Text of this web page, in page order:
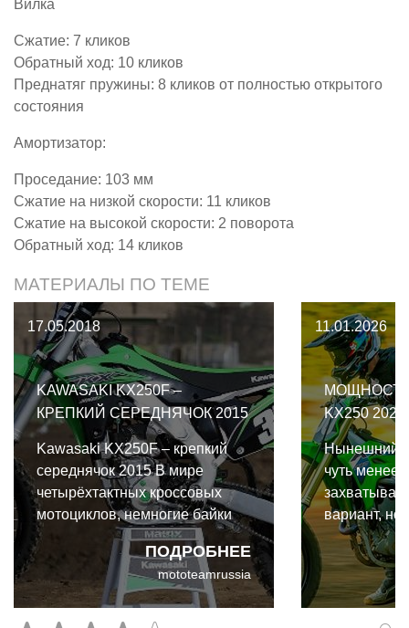
Вилка
Сжатие: 7 кликов
Обратный ход: 10 кликов
Преднатяг пружины: 8 кликов от полностью открытого
состояния
Амортизатор:
Проседание: 103 мм
Сжатие на низкой скорости: 11 кликов
Сжатие на высокой скорости: 2 поворота
Обратный ход: 14 кликов
МАТЕРИАЛЫ ПО ТЕМЕ
17.05.2018
KAWASAKI KX250F –
КРЕПКИЙ СЕРЕДНЯЧОК 2015
ПОДРОБНЕЕ
Kawasaki KX250F – крепкий
середнячок 2015 В мире
четырёхтактных кроссовых
мотоциклов, немногие байки
могут похвастать знаменитой
историей и успешной
статистикой на треке, как у
Kawasaki KX250F.
mototeamrussia
11.01.2026
МОЩНОСТЬ
KX250
Нынешний
чуть менее
вариант, но
удобный и
больше
райдерам.